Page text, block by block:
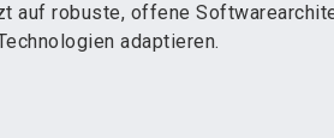
auf robuste, offene
adaptieren.